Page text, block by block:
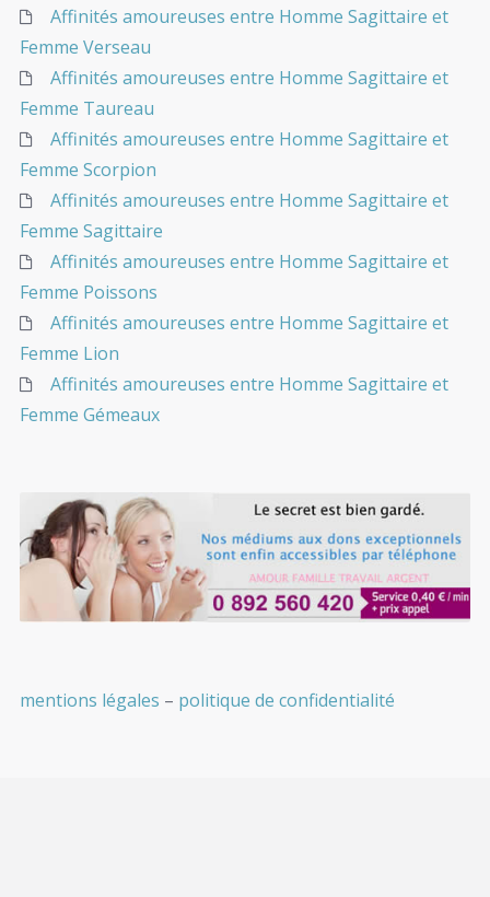
Affinités amoureuses entre Homme Sagittaire et
Femme Verseau
Affinités amoureuses entre Homme Sagittaire et
Femme Taureau
Affinités amoureuses entre Homme Sagittaire et
Femme Scorpion
Affinités amoureuses entre Homme Sagittaire et
Femme Sagittaire
Affinités amoureuses entre Homme Sagittaire et
Femme Poissons
Affinités amoureuses entre Homme Sagittaire et
Femme Lion
Affinités amoureuses entre Homme Sagittaire et
Femme Gémeaux
mentions légales – politique de confidentialité